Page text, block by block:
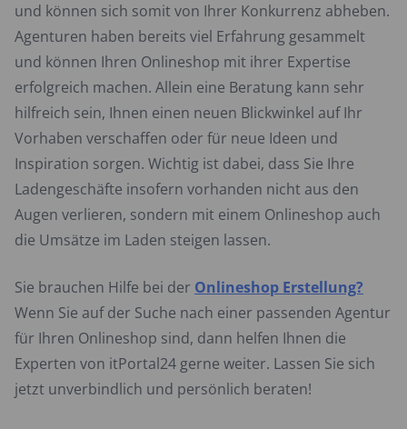
und können sich somit von Ihrer Konkurrenz abheben.
Agenturen haben bereits viel Erfahrung gesammelt
und können Ihren Onlineshop mit ihrer Expertise
erfolgreich machen. Allein eine Beratung kann sehr
hilfreich sein, Ihnen einen neuen Blickwinkel auf Ihr
Vorhaben verschaffen oder für neue Ideen und
Inspiration sorgen. Wichtig ist dabei, dass Sie Ihre
Ladengeschäfte insofern vorhanden nicht aus den
Augen verlieren, sondern mit einem Onlineshop auch
die Umsätze im Laden steigen lassen.
Sie brauchen Hilfe bei der Onlineshop Erstellung?
Wenn Sie auf der Suche nach einer passenden Agentur
für Ihren Onlineshop sind, dann helfen Ihnen die
Experten von itPortal24 gerne weiter. Lassen Sie sich
jetzt unverbindlich und persönlich beraten!